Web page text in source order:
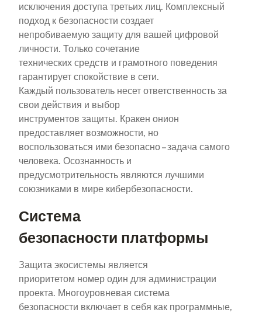
исключения доступа третьих лиц. Комплексный
подход к безопасности создает
непробиваемую защиту для вашей цифровой
личности. Только сочетание
технических средств и грамотного поведения
гарантирует спокойствие в сети.
Каждый пользователь несет ответственность за
свои действия и выбор
инструментов защиты. Кракен онион
предоставляет возможности, но
воспользоваться ими безопасно – задача самого
человека. Осознанность и
предусмотрительность являются лучшими
союзниками в мире кибербезопасности.
Система
безопасности платформы
Защита экосистемы является
приоритетом номер один для администрации
проекта. Многоуровневая система
безопасности включает в себя как программные,